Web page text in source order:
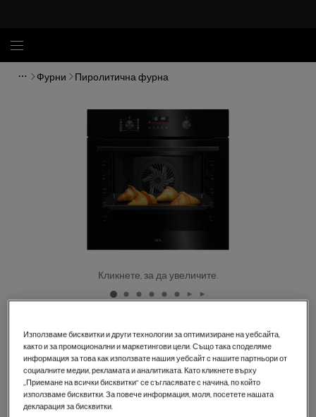
Фурни Пиролитична фурна
Кликнете, за да увеличите.
NBA5P43AK
Фурна 5000 SurroundCook със
SteamBake
4.9 (100)
Използваме бисквитки и други технологии за оптимизиране на уебсайта,
както и за промоционални и маркетингови цели. Също така споделяме
информация за това как използвате нашия уебсайт с нашите партньори от
социалните медии, рекламата и аналитиката. Като кликнете върху
„Приемане на всички бисквитки“ се съгласявате с начина, по който
използваме бисквитки. За повече информация, моля, посетете нашата
декларация за бисквитки.